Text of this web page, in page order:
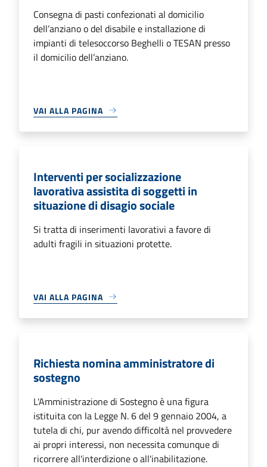
Consegna di pasti confezionati al domicilio
dell’anziano o del disabile e installazione di
impianti di telesoccorso Beghelli o TESAN presso
il domicilio dell’anziano.
VAI ALLA PAGINA
Interventi per socializzazione
lavorativa assistita di soggetti in
situazione di disagio sociale
Si tratta di inserimenti lavorativi a favore di
adulti fragili in situazioni protette.
VAI ALLA PAGINA
Richiesta nomina amministratore di
sostegno
L'Amministrazione di Sostegno è una figura
istituita con la Legge N. 6 del 9 gennaio 2004, a
tutela di chi, pur avendo difficoltà nel provvedere
ai propri interessi, non necessita comunque di
ricorrere all'interdizione o all'inabilitazione.